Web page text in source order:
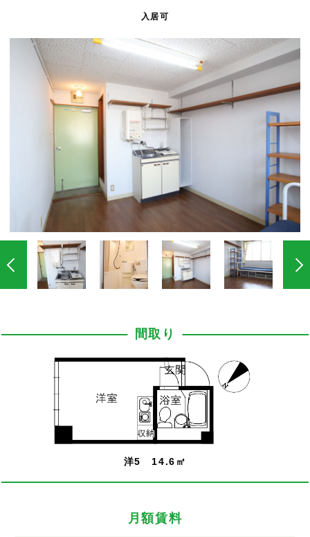
入居可
間取り
洋5 14.6㎡
月額賃料